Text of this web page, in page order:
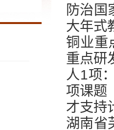
防治国
大年式
铜业重
重点研
人1项
项课题
才支持
湖南省